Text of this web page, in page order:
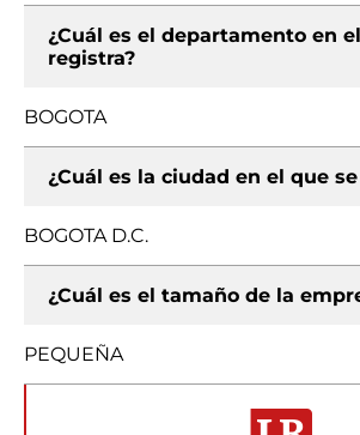
¿Cuál es el departamento en
registra?
BOGOTA
¿Cuál es la ciudad en el que
BOGOTA D.C.
¿Cuál es el tamaño de la
PEQUEÑA